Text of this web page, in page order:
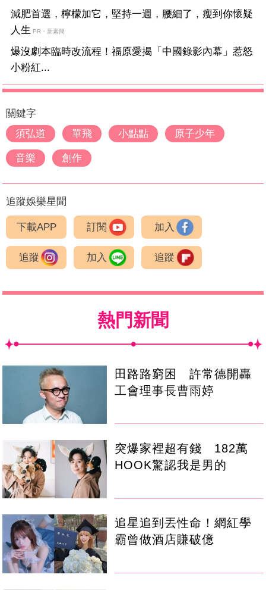
減肥首選，檸檬加它，堅持一週，腰細了，瘦到你懷疑
人生 PR・新素簡
爆沒劇本臨時改流程！福原愛揭「中國錄影內幕」惹怒
小粉紅...
關鍵字
須弘道
單飛 小點點 原子少年
音樂 創作
追蹤娛樂星聞
下載APP 訂閱 加入
追蹤 加入 追蹤
熱門新聞
田路路窮困 許常德開轟
工會理事長曹雨婷
突爆家裡超有錢 182萬
HOOK驚認我是男的
追星追到丟性命！網紅學
霸曾做酒店賺破億